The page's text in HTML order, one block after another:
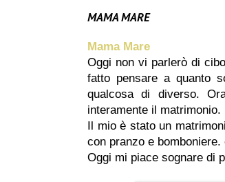
MAMA MARE
Mama Mare
Oggi non vi parlerò di
fatto pensare a quanto
qualcosa di diverso.
interamente il matrimonio.
Il mio è stato un
con pranzo e
Oggi mi piace sognare di